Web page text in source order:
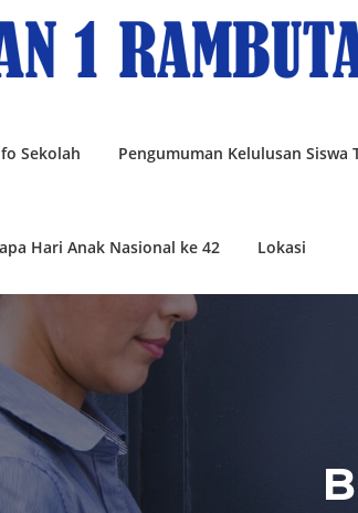
Sekolah Pengumuman Kelulusan Siswa
Hari Anak Nasional ke 42 Lokasi